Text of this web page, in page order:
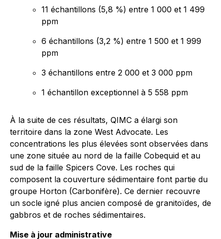
11 échantillons (5,8 %) entre 1 000 et 1 499
ppm
6 échantillons (3,2 %) entre 1 500 et 1 999
ppm
3 échantillons entre 2 000 et 3 000 ppm
1 échantillon exceptionnel à 5 558 ppm
À la suite de ces résultats, QIMC a élargi son
territoire dans la zone West Advocate. Les
concentrations les plus élevées sont observées dans
une zone située au nord de la faille Cobequid et au
sud de la faille Spicers Cove. Les roches qui
composent la couverture sédimentaire font partie du
groupe Horton (Carbonifère). Ce dernier recouvre
un socle igné plus ancien composé de granitoïdes, de
gabbros et de roches sédimentaires.
Mise à jour administrative